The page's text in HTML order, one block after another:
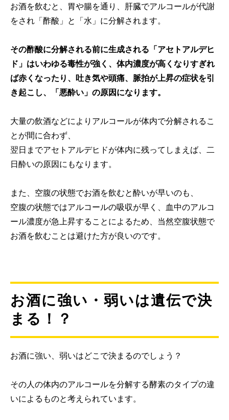
お酒を飲むと、胃や腸を通り、肝臓でアルコールが代謝
をされ「酢酸」と「水」に分解されます。
その酢酸に分解される前に生成される「アセトアルデヒ
ド」はいわゆる毒性が強く、体内濃度が高くなりすぎれ
ば赤くなったり、吐き気や頭痛、脈拍が上昇の症状を引
き起こし、「悪酔い」の原因になります。
大量の飲酒などによりアルコールが体内で分解されるこ
とが間に合わず、
翌日までアセトアルデヒドが体内に残ってしまえば、二
日酔いの原因にもなります。
また、空腹の状態でお酒を飲むと酔いが早いのも、
空腹の状態ではアルコールの吸収が早く、血中のアルコ
ール濃度が急上昇することによるため、当然空腹状態で
お酒を飲むことは避けた方が良いのです。
お酒に強い・弱いは遺伝で決
まる！？
お酒に強い、弱いはどこで決まるのでしょう？
その人の体内のアルコールを分解する酵素のタイプの違
いによるものと考えられています。